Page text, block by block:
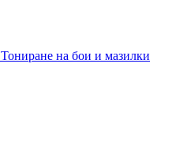
Тониране на бои и мазилки